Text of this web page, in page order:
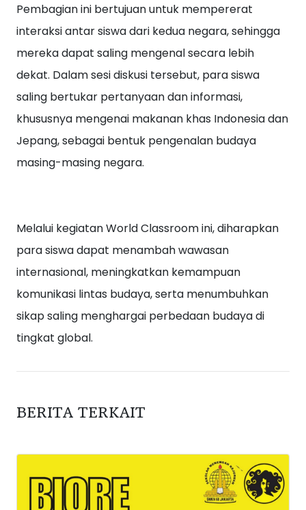
Pembagian ini bertujuan untuk mempererat
interaksi antar siswa dari kedua negara, sehingga
mereka dapat saling mengenal secara lebih
dekat. Dalam sesi diskusi tersebut, para siswa
saling bertukar pertanyaan dan informasi,
khususnya mengenai makanan khas Indonesia dan
Jepang, sebagai bentuk pengenalan budaya
masing-masing negara.
Melalui kegiatan World Classroom ini, diharapkan
para siswa dapat menambah wawasan
internasional, meningkatkan kemampuan
komunikasi lintas budaya, serta menumbuhkan
sikap saling menghargai perbedaan budaya di
tingkat global.
BERITA TERKAIT